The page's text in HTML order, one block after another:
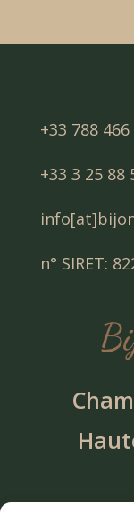
+33 788 466
+33 3 25
n° SIRET: